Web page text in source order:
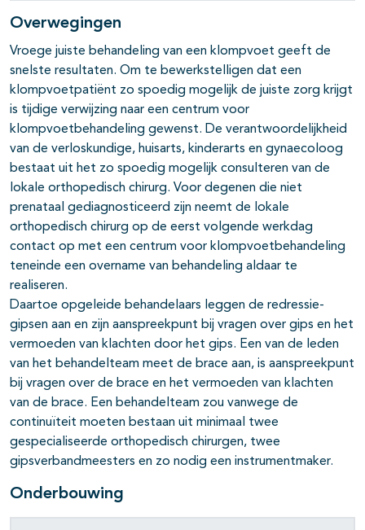
Overwegingen
Vroege juiste behandeling van een klompvoet geeft de
snelste resultaten. Om te bewerkstelligen dat een
klompvoetpatiënt zo spoedig mogelijk de juiste zorg krijgt
is tijdige verwijzing naar een centrum voor
klompvoetbehandeling gewenst. De verantwoordelijkheid
van de verloskundige, huisarts, kinderarts en gynaecoloog
bestaat uit het zo spoedig mogelijk consulteren van de
lokale orthopedisch chirurg. Voor degenen die niet
prenataal gediagnosticeerd zijn neemt de lokale
orthopedisch chirurg op de eerst volgende werkdag
contact op met een centrum voor klompvoetbehandeling
teneinde een overname van behandeling aldaar te
realiseren.
Daartoe opgeleide behandelaars leggen de redressie-
gipsen aan en zijn aanspreekpunt bij vragen over gips en het
vermoeden van klachten door het gips. Een van de leden
van het behandelteam meet de brace aan, is aanspreekpunt
bij vragen over de brace en het vermoeden van klachten
van de brace. Een behandelteam zou vanwege de
continuïteit moeten bestaan uit minimaal twee
gespecialiseerde orthopedisch chirurgen, twee
gipsverbandmeesters en zo nodig een instrumentmaker.
Onderbouwing